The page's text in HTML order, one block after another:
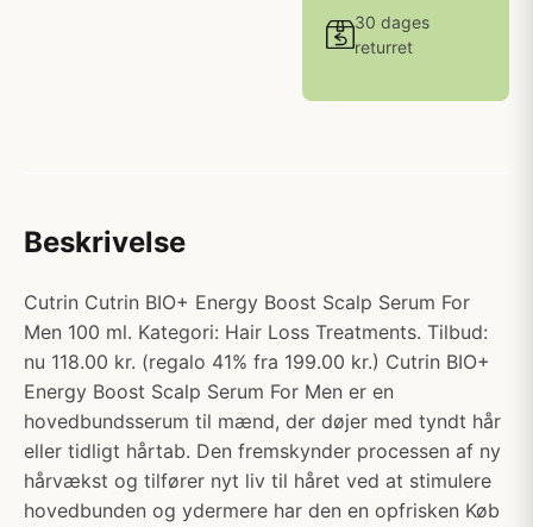
30 dages
returret
Beskrivelse
Cutrin Cutrin BIO+ Energy Boost Scalp Serum For
Men 100 ml. Kategori: Hair Loss Treatments. Tilbud:
nu 118.00 kr. (regalo 41% fra 199.00 kr.) Cutrin BIO+
Energy Boost Scalp Serum For Men er en
hovedbundsserum til mænd, der døjer med tyndt hår
eller tidligt hårtab. Den fremskynder processen af ny
hårvækst og tilfører nyt liv til håret ved at stimulere
hovedbunden og ydermere har den en opfrisken Køb